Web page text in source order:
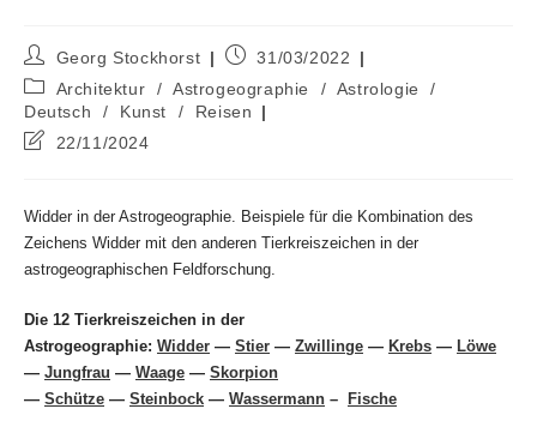
Beitrags-
Autor:
Georg Stockhorst
Beitrag31/03/2022
Beitrags-
Kategorie:
Architektur / Astrogeographie / Astrologie
/
Deutsch
/ Kunst /
Reisen
Beitrag
am:
22/11/2024
Widder in der Astrogeographie. Beispiele für die Kombination des
Zeichens Widder mit den anderen Tierkreiszeichen in der
astrogeographischen Feldforschung.
Die 12 Tierkreiszeichen in der
Astrogeographie: Widder — Stier — Zwillinge — Krebs — Löwe
— Jungfrau — Waage — Skorpion
— Schütze — Steinbock — Wassermann – Fische